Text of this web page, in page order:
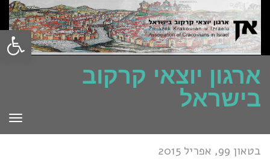
פתח
ארגון יוצאי קרקוב
בישראל
בטאון 99, אפריל 2015